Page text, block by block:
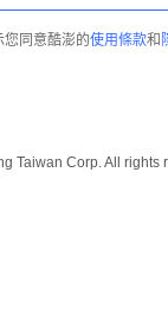
您同意酷澎的使用條款和
Taiwan Corp. All rights